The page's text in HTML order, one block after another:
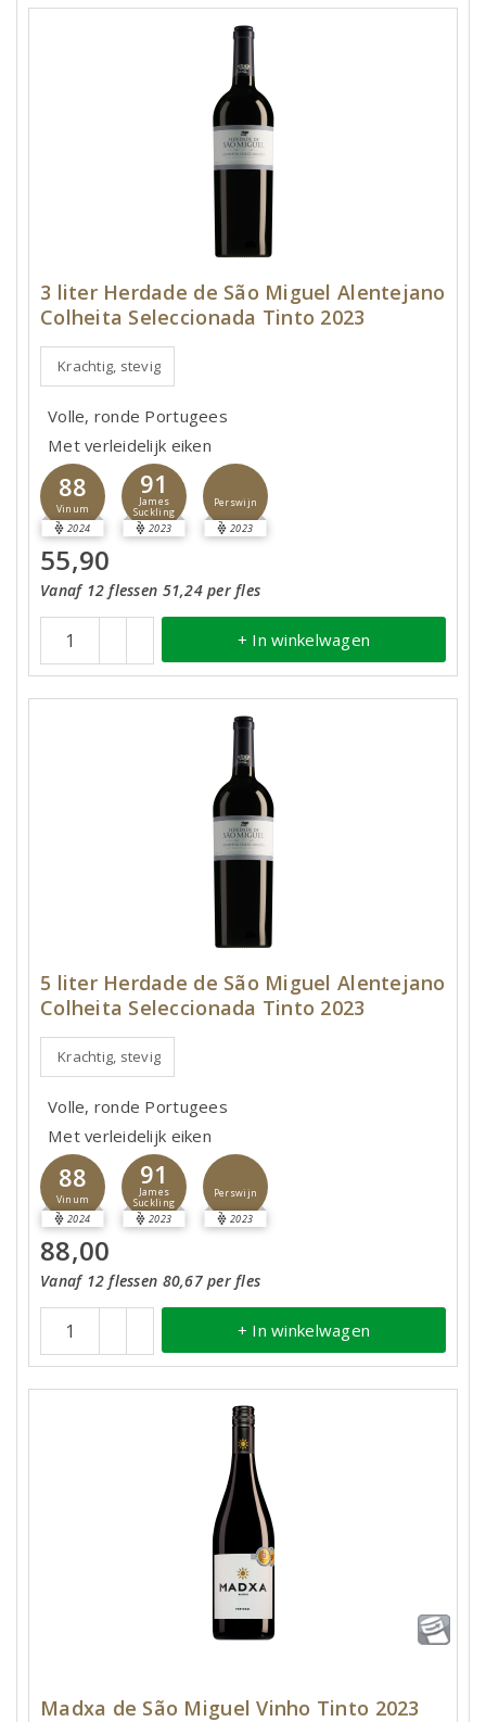
3 liter Herdade de São Miguel Alentejano
Colheita Seleccionada Tinto 2023
Krachtig, stevig
Volle, ronde Portugees
Met verleidelijk eiken
88
Vinum
2024
91
James
Suckling
2023
Perswijn
2023
55,90
Vanaf 12 flessen 51,24 per fles
+ In winkelwagen
5 liter Herdade de São Miguel Alentejano
Colheita Seleccionada Tinto 2023
Krachtig, stevig
Volle, ronde Portugees
Met verleidelijk eiken
88
Vinum
2024
91
James
Suckling
2023
Perswijn
2023
88,00
Vanaf 12 flessen 80,67 per fles
+ In winkelwagen
Madxa de São Miguel Vinho Tinto 2023